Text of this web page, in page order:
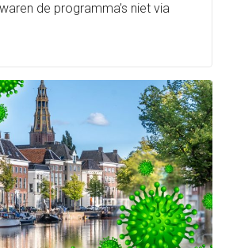
de programma’s niet via